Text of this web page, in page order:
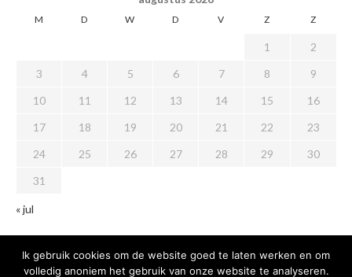
M D W D V Z Z
1
2
3
4 5 6 7 8
9
10
11 12 13 14 15
16
17
18 19 20 21 22
23
24
25 26 27 28 29
30
31
« jul
Ik gebruik cookies om de website goed te laten werken en om
volledig anoniem het gebruik van onze website te analyseren.